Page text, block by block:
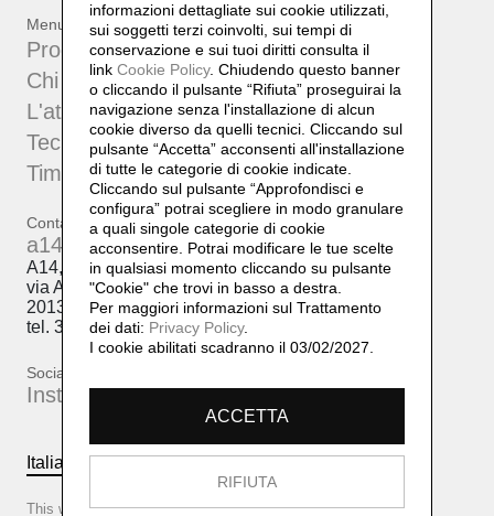
Menu
Progetti
Chi sono
L'atelier
Tecniche
Timeline
Contatti
a14@a14.br.com
A14, Daniela Lorenzi
via Arcivescovo Romilli, 15
20139 Milano
tel. 333 50 98 145
Social
Instagram
Italiano
This website is based on
informazioni dettagliate sui cookie utilizzati,
sui soggetti terzi coinvolti, sui tempi di
conservazione e sui tuoi diritti consulta il
link Cookie Policy. Chiudendo questo banner
o cliccando il pulsante “Rifiuta” proseguirai la
navigazione senza l'installazione di alcun
cookie diverso da quelli tecnici. Cliccando sul
pulsante “Accetta” acconsenti all'installazione
di tutte le categorie di cookie indicate.
Cliccando sul pulsante “Approfondisci e
configura” potrai scegliere in modo granulare
a quali singole categorie di cookie
acconsentire. Potrai modificare le tue scelte
in qualsiasi momento cliccando su pulsante
"Cookie" che trovi in basso a destra.
Per maggiori informazioni sul Trattamento
dei dati: Privacy Policy.
I cookie abilitati scadranno il 03/02/2027.
ACCETTA
RIFIUTA